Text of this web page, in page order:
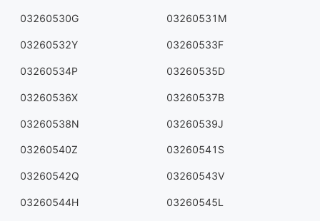
03260530G 03260531M
03260532Y 03260533F
03260534P 03260535D
03260536X 03260537B
03260538N 03260539J
03260540Z 03260541S
03260542Q 03260543V
03260544H 03260545L